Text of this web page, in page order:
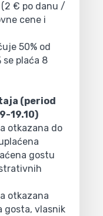
(2 € po danu /
cene i
50% od
se plaća 8
(period
19.10)
otkazana do
gostu
otkazana
gosta, vlasnik